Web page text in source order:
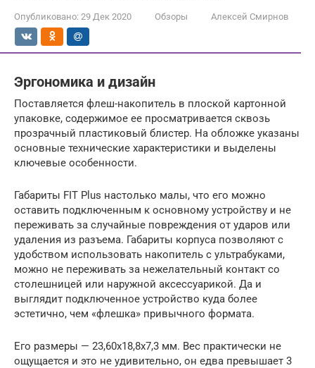
Опубликовано: 29 Дек 2020 Обзоры Алексей Смирнов
Эргономика и дизайн
Поставляется флеш-накопитель в плоской картонной
упаковке, содержимое ее просматривается сквозь
прозрачный пластиковый блистер. На обложке указаны
основные технические характеристики и выделены
ключевые особенности.
Габариты FIT Plus настолько малы, что его можно
оставить подключенным к основному устройству и не
переживать за случайные повреждения от ударов или
удаления из разъема. Габариты корпуса позволяют с
удобством использовать накопитель с ультрабуками,
можно не переживать за нежелательный контакт со
столешницей или наружной аксессуарикой. Да и
выглядит подключенное устройство куда более
эстетично, чем «флешка» привычного формата.
Его размеры — 23,60х18,8х7,3 мм. Вес практически не
ощущается и это не удивительно, он едва превышает 3